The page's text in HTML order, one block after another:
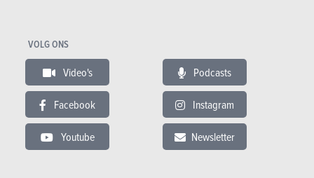
VOLG ONS
Video's Podcasts
Facebook Instagram
Youtube Newsletter
Produpress, een merk van de groep:
Powered with
www.autogids.be onderdeel Produpress-
groep. Uitgever sinds 1950.